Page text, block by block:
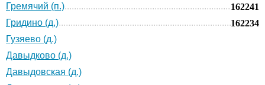
Гремячий (п.)
162241
Гридино (д.)
162234
Гузяево (д.)
Давыдково (д.)
Давыдовская (д.)